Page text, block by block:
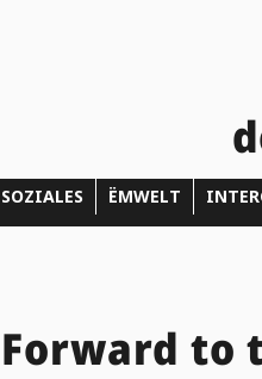
SOZIALES ËMWELT
Forward to